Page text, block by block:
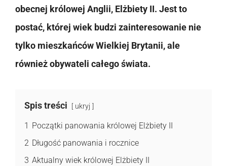
obecnej królowej Anglii, Elżbiety II. Jest to
postać, której wiek budzi zainteresowanie nie
tylko mieszkańców Wielkiej Brytanii, ale
również obywateli całego świata.
Spis treści ukryj
1 Początki panowania królowej Elżbiety II
2 Długość panowania i rocznice
3 Aktualny wiek królowej Elżbiety II